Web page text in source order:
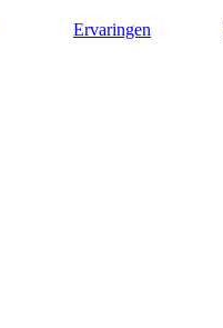
Ervaringen